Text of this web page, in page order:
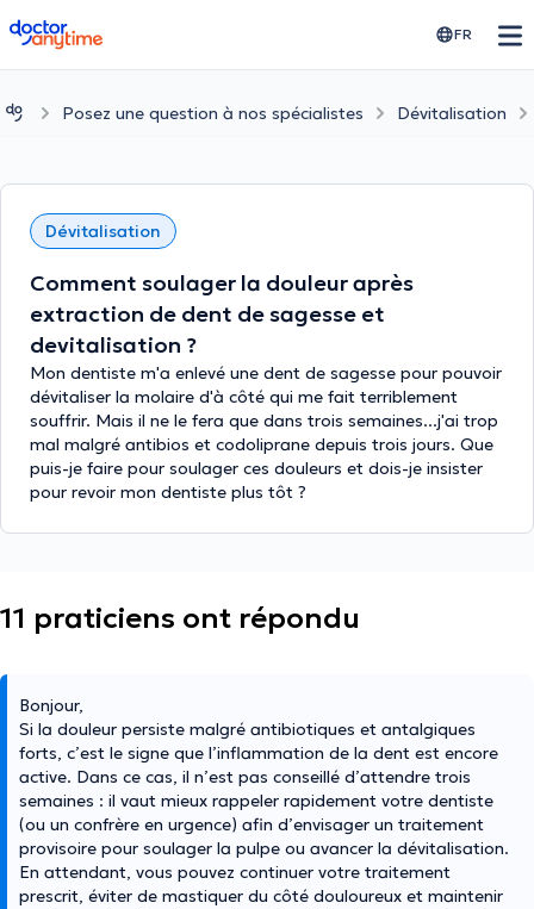
doctoranytime FR
Posez une question à nos spécialistes Dévitalisation
Dévitalisation
Comment soulager la douleur après
extraction de dent de sagesse et
devitalisation ?
Mon dentiste m'a enlevé une dent de sagesse pour pouvoir
dévitaliser la molaire d'à côté qui me fait terriblement
souffrir. Mais il ne le fera que dans trois semaines...j'ai trop
mal malgré antibios et codoliprane depuis trois jours. Que
puis-je faire pour soulager ces douleurs et dois-je insister
pour revoir mon dentiste plus tôt ?
11 praticiens ont répondu
Bonjour,
Si la douleur persiste malgré antibiotiques et antalgiques
forts, c’est le signe que l’inflammation de la dent est encore
active. Dans ce cas, il n’est pas conseillé d’attendre trois
semaines : il vaut mieux rappeler rapidement votre dentiste
(ou un confrère en urgence) afin d’envisager un traitement
provisoire pour soulager la pulpe ou avancer la dévitalisation.
En attendant, vous pouvez continuer votre traitement
prescrit, éviter de mastiquer du côté douloureux et maintenir